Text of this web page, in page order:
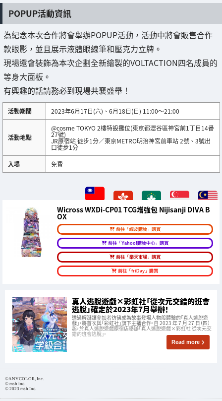
POPUP活動資訊
為紀念本次合作將會舉辦POPUP活動，活動中將會販售合作
款眼影，並且展示液體眼線筆和壓克力立牌。
現場還會裝飾為本次企劃全新繪製的VOLTACTION四名成員的
等身大面板。
有興趣的話請務必到現場共襄盛舉！
活動期間 2023年6月17日(六)、6月18日(日) 11:00～21:00
活動地點
@cosme TOKYO 2樓特設攤位(東京都澀谷區神宮前1丁目14番
27號)
JR原宿站 徒步1分／東京METRO明治神宮前車站 2號、3號出
口徒步1分
入場
免費
Wicross WXDi-CP01 TCG增強包 Nijisanji DIVA B
OX
前往「蝦皮購物」購買
前往「Yahoo!購物中心」購買
前往「樂天市場」購買
前往「friDay」購買
真人逃脫遊戲×彩虹社「從次元交錯的班會
逃脫」確定於2023年7月舉辦！
透過解謎讓參加者彷彿成為故事登場人物般體驗的「真人逃脫遊
戲」，將首次與「彩虹社」旗下主播合作。自 2023 年 7 月 27 日（四）
起，於真人逃脫遊戲原宿店舉辦「真人逃脫遊戲×彩虹社 從次元交
錯的班會逃脫」。
Read more
©ANYCOLOR, Inc.
© msh inc.
© 2023 msh Inc.